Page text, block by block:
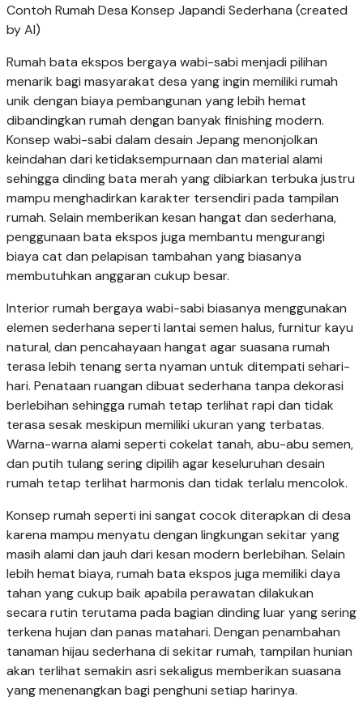
Contoh Rumah Desa Konsep Japandi Sederhana (created
by AI)
Rumah bata ekspos bergaya wabi-sabi menjadi pilihan
menarik bagi masyarakat desa yang ingin memiliki rumah
unik dengan biaya pembangunan yang lebih hemat
dibandingkan rumah dengan banyak finishing modern.
Konsep wabi-sabi dalam desain Jepang menonjolkan
keindahan dari ketidaksempurnaan dan material alami
sehingga dinding bata merah yang dibiarkan terbuka justru
mampu menghadirkan karakter tersendiri pada tampilan
rumah. Selain memberikan kesan hangat dan sederhana,
penggunaan bata ekspos juga membantu mengurangi
biaya cat dan pelapisan tambahan yang biasanya
membutuhkan anggaran cukup besar.
Interior rumah bergaya wabi-sabi biasanya menggunakan
elemen sederhana seperti lantai semen halus, furnitur kayu
natural, dan pencahayaan hangat agar suasana rumah
terasa lebih tenang serta nyaman untuk ditempati sehari-
hari. Penataan ruangan dibuat sederhana tanpa dekorasi
berlebihan sehingga rumah tetap terlihat rapi dan tidak
terasa sesak meskipun memiliki ukuran yang terbatas.
Warna-warna alami seperti cokelat tanah, abu-abu semen,
dan putih tulang sering dipilih agar keseluruhan desain
rumah tetap terlihat harmonis dan tidak terlalu mencolok.
Konsep rumah seperti ini sangat cocok diterapkan di desa
karena mampu menyatu dengan lingkungan sekitar yang
masih alami dan jauh dari kesan modern berlebihan. Selain
lebih hemat biaya, rumah bata ekspos juga memiliki daya
tahan yang cukup baik apabila perawatan dilakukan
secara rutin terutama pada bagian dinding luar yang sering
terkena hujan dan panas matahari. Dengan penambahan
tanaman hijau sederhana di sekitar rumah, tampilan hunian
akan terlihat semakin asri sekaligus memberikan suasana
yang menenangkan bagi penghuni setiap harinya.